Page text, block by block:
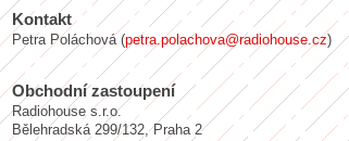
Kontakt
Petra Poláchová (petra.polachova@radiohouse.cz)
Obchodní zastoupení
Radiohouse s.r.o.
Bělehradská 299/132, Praha 2